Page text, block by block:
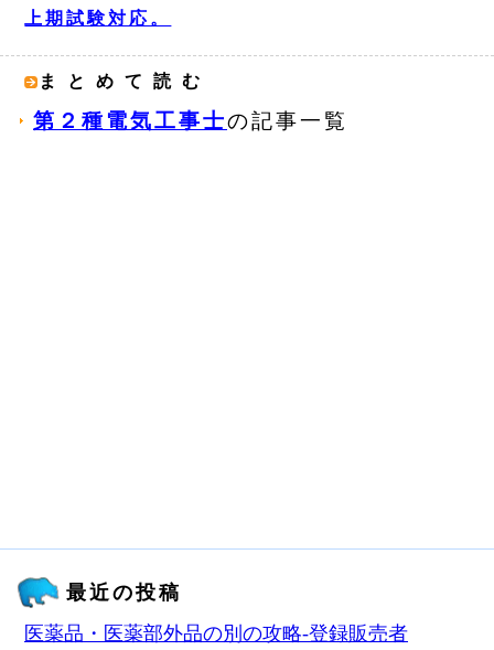
上期試験対応。
まとめて読む
第２種電気工事士の記事一覧
最近の投稿
医薬品・医薬部外品の別の攻略‐登録販売者